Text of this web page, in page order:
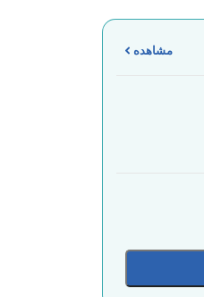
مشاهده